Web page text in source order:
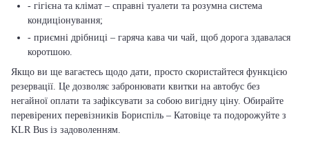
- гігієна та клімат – справні туалети та розумна система
кондиціонування;
- приємні дрібниці – гаряча кава чи чай, щоб дорога здавалася
коротшою.
Якщо ви ще вагаєтесь щодо дати, просто скористайтеся функцією
резервації. Це дозволяє забронювати квитки на автобус без
негайної оплати та зафіксувати за собою вигідну ціну. Обирайте
перевірених перевізників Бориспіль – Катовіце та подорожуйте з
KLR Bus із задоволенням.